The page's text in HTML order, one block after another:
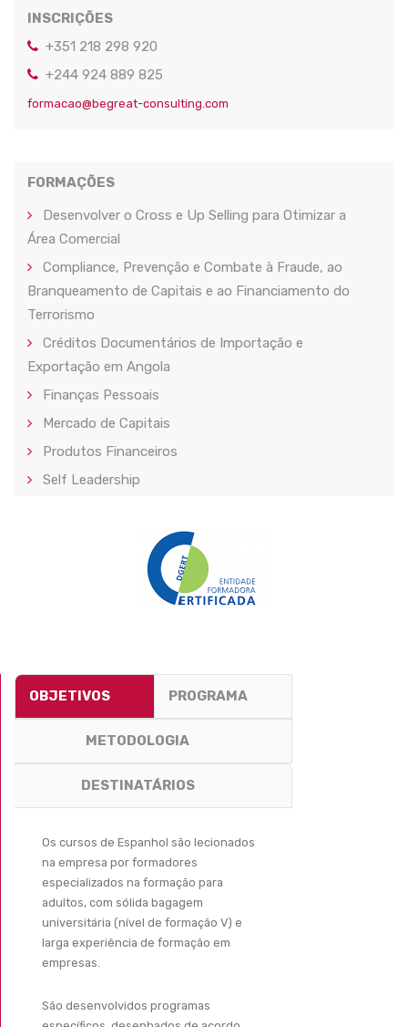
INSCRIÇÕES
+351 218 298 920
+244 924 889 825
formacao@begreat-consulting.com
FORMAÇÕES
Desenvolver o Cross e Up Selling para Otimizar a
Área Comercial
Compliance, Prevenção e Combate à Fraude, ao
Branqueamento de Capitais e ao Financiamento do
Terrorismo
Créditos Documentários de Importação e
Exportação em Angola
Finanças Pessoais
Mercado de Capitais
Produtos Financeiros
Self Leadership
OBJETIVOS PROGRAMA
METODOLOGIA
DESTINATÁRIOS
Os cursos de Espanhol são lecionados
na empresa por formadores
especializados na formação para
adultos, com sólida bagagem
universitária (nível de formação V) e
larga experiência de formação em
empresas.
São desenvolvidos programas